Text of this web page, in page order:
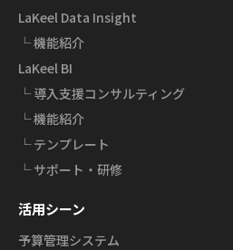
LaKeel Data Insight
└ 機能紹介
LaKeel BI
└ 導入支援コンサルティング
└ 機能紹介
└ テンプレート
└ サポート・研修
活用シーン
予算管理システム